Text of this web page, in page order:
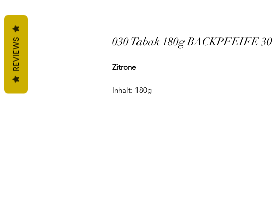
030 Tabak 180g BACKPFEIFE 30
Zitrone
Inhalt: 180g
REVIEWS